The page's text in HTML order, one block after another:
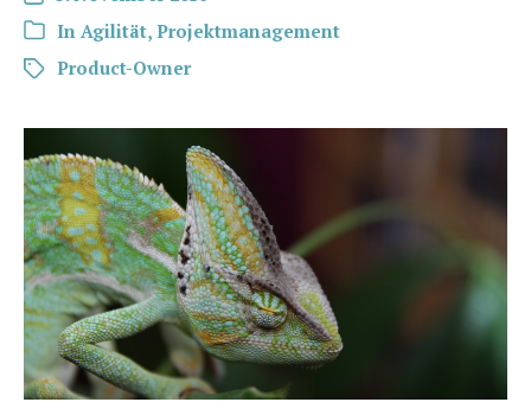
In Agilität, Projektmanagement
Product-Owner